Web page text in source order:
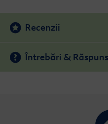
Recenzii
Întrebări &